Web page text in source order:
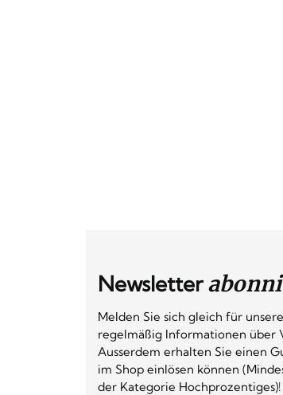
Newsletter
Melden Sie sich gleich für
regelmäßig Informationen über
Ausserdem erhalten Sie einen
im Shop einlösen können
der Kategorie Hochprozentiges)!